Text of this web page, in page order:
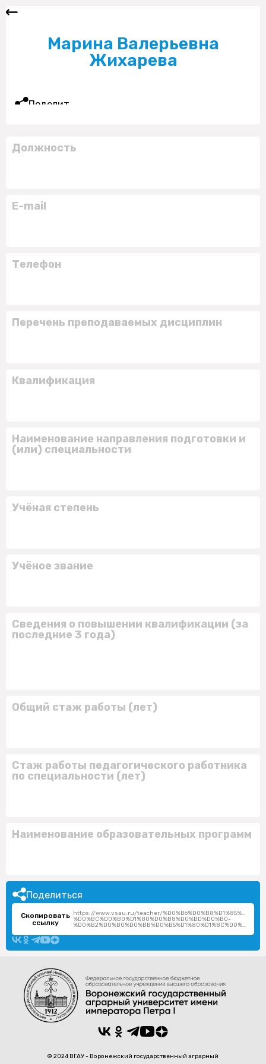
Марина Валерьевна
Жихарева
Поделиться
Должность
E-mail
Телефон
Перечень преподаваемых дисциплин
Квалификация
Наименование направления подготовки и
(или) специальности
Учёная степень
Учёное звание
Сведения о повышении квалификации (за
последние 3 года)
Общий стаж работы (лет)
Стаж работы педагогического работника
по специальности (лет)
Наименование образовательных программ
Поделиться
Скопировать
ссылку
https://www.vsau.ru/teacher/
%D0%BC%D0%B0%D1%80%D0%B8%D0%BD%D0%B0-
%D0%B2%D0%B0%D0%BB%D0%B5%D1%80%D1%8C%D0%B5%D0%B2%D0%BD%D0%B0/
© 2024 ВГАУ - Воронежский государственный аграрный